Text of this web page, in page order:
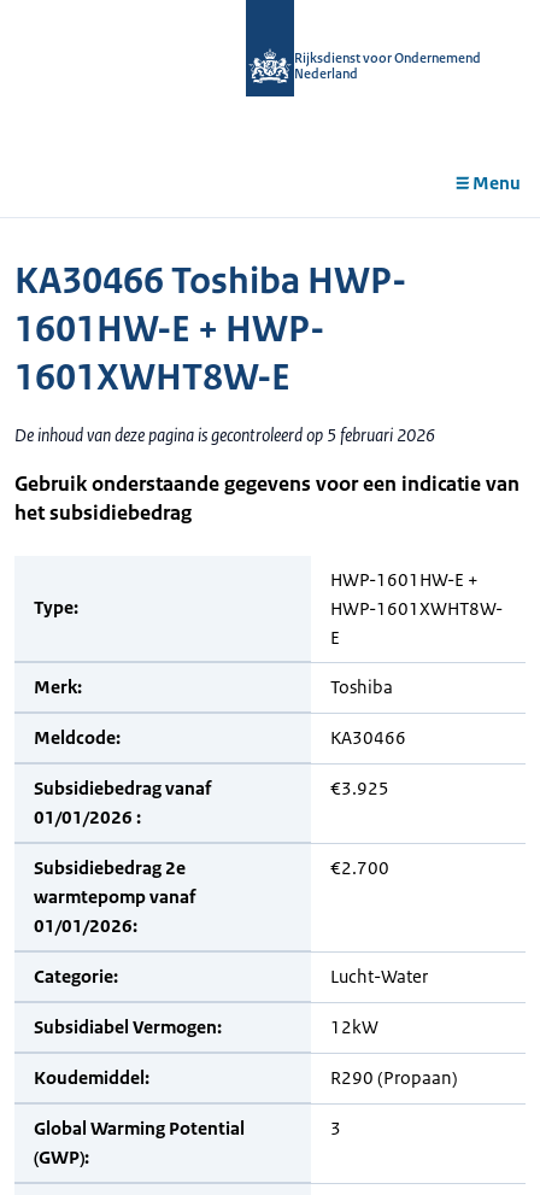
Rijksdienst voor Ondernemend
Nederland
Menu
KA30466 Toshiba HWP-
1601HW-E + HWP-
1601XWHT8W-E
De inhoud van deze pagina is gecontroleerd op 5 februari 2026
Gebruik onderstaande gegevens voor een indicatie van
het subsidiebedrag
Type:
HWP-1601HW-E +
HWP-1601XWHT8W-
E
Merk: Toshiba
Meldcode: KA30466
Subsidiebedrag vanaf
01/01/2026 :
€3.925
Subsidiebedrag 2e
warmtepomp vanaf
01/01/2026:
€2.700
Categorie: Lucht-Water
Subsidiabel Vermogen: 12kW
Koudemiddel: R290 (Propaan)
Global Warming Potential
(GWP):
3